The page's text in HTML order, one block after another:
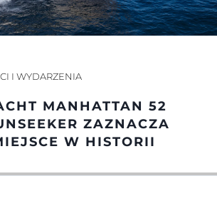
ZESPÓŁ
TRADYCJA
SWOJĄ ŁÓDŹ
I WYDARZENIA
MANHATTAN 52
ZAZNACZA
W HISTORII